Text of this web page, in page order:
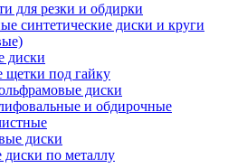
для резки и обдирки
синтетические диски и круги
диски
щетки под гайку
диски
и обдирочные
диски
диски по металлу